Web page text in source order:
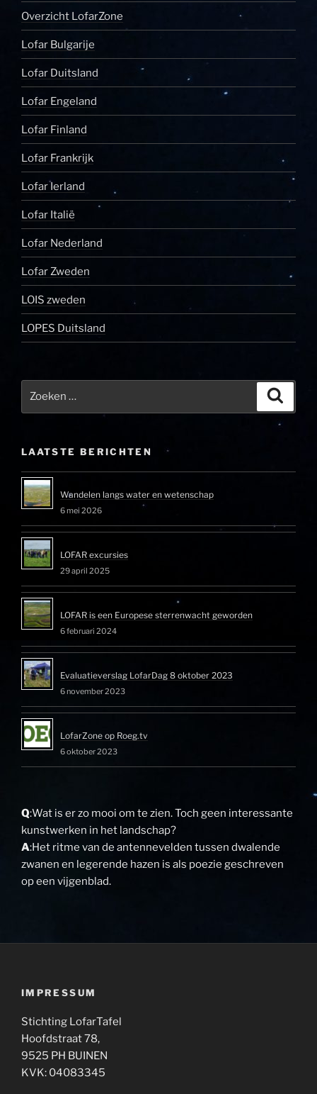
Overzicht LofarZone
Lofar Bulgarije
Lofar Duitsland
Lofar Engeland
Lofar Finland
Lofar Frankrijk
Lofar Ierland
Lofar Italië
Lofar Nederland
Lofar Zweden
LOIS zweden
LOPES Duitsland
LAATSTE BERICHTEN
Wandelen langs water en wetenschap
6 mei 2026
LOFAR excursies
29 april 2025
LOFAR is een Europese sterrenwacht geworden
6 februari 2024
Evaluatieverslag LofarDag 8 oktober 2023
6 november 2023
LofarZone op Roeg.tv
6 oktober 2023
Q:Wat is er zo mooi om te zien. Toch geen interessante
kunstwerken in het landschap?
A:Het ritme van de antennevelden tussen dwalende
zwanen en legerende hazen is als poezie geschreven
op een vijgenblad.
IMPRESSUM
Stichting LofarTafel
Hoofdstraat 78,
9525 PH BUINEN
KVK: 04083345